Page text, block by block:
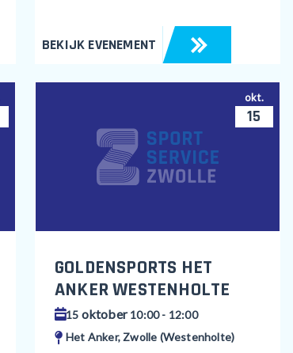
BEKIJK EVENEMENT
okt.
15
GOLDENSPORTS HET
ANKER WESTENHOLTE
15 oktober10:00 - 12:00
Het Anker, Zwolle (Westenholte)